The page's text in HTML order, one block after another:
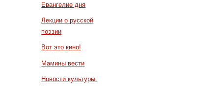
Евангелие дня
Лекции о русской
поэзии
Вот это кино!
Мамины вести
Новости культуры.